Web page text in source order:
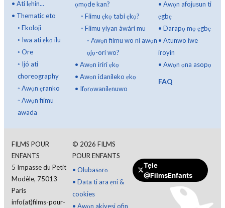
• Ati lẹhin...
• Thematic eto
◦ Ekoloji
◦ Iwa ati ẹkọ ilu
◦ Ore
◦ Ijó ati
choreography
◦ Awọn ẹranko
◦ Awọn fiimu
awada
ọmọde kan?
◦ Fiimu ẹkọ tabi ẹkọ?
◦ Fiimu yiyan àwárí mu
◦ Awọn fiimu wo ni awọn
ọjọ-ori wo?
• Awọn iriri ẹkọ
• Awọn idanileko ẹkọ
• Ifọrọwanilẹnuwo
•Awọn afojusun ti
ẹgbẹ
•Darapọ mọ ẹgbẹ
•Atunwo iwe
iroyin
•Awọn ọna asopọ
FAQ
FILMS POUR
ENFANTS
5 Impasse du Petit
Modèle, 75013
Paris
info(at)films-pour-
© 2026 FILMS
POUR ENFANTS
• Olubasọrọ
• Data ti ara ẹni &
cookies
• Awọn akiyesi ofin
Tẹle
@FilmsEnfants